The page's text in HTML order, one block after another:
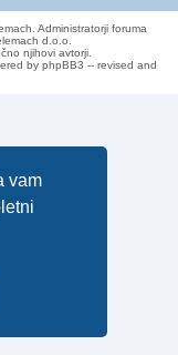
vam
Administratorji foruma
d.o.o.
njihovi avtorji.
by phpBB3 -- revised and